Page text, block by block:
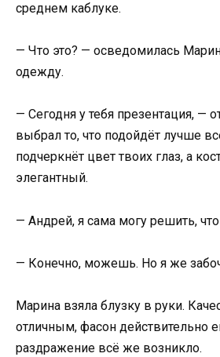
среднем каблуке.
— Что это? — осведомилась
одежду.
— Сегодня у тебя презентация, —
выбрал то, что подойдёт лучше
подчеркнёт цвет твоих глаз, а
элегантный.
— Андрей, я сама могу решить,
— Конечно, можешь. Но я же
Марина взяла блузку в руки.
отличным, фасон действительно
раздражение всё же возникло.